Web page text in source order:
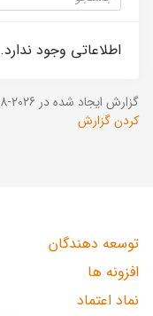
اطلاعاتی وجود ندارد.
گزارش ایجاد شده در 2026-08-09 ساعت 11:26:51 (UTC +03:30).
کردن گزارش
توسعه دهندگان
افزونه ها
نماد اعتماد